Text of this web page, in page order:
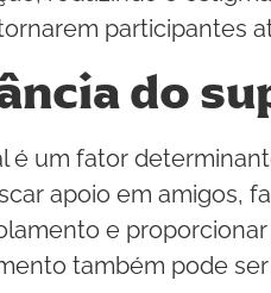
participantes
do
é um fator
apoio em amigos,
e
também pode